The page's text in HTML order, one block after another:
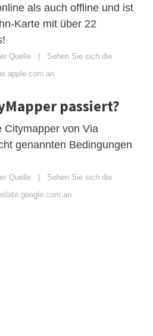
als auch offline und ist
Karte mit über 22
Quelle | Sehen Sie sich die
an
passiert?
Citymapper von Via
genannten Bedingungen
Quelle | Sehen Sie sich die
an